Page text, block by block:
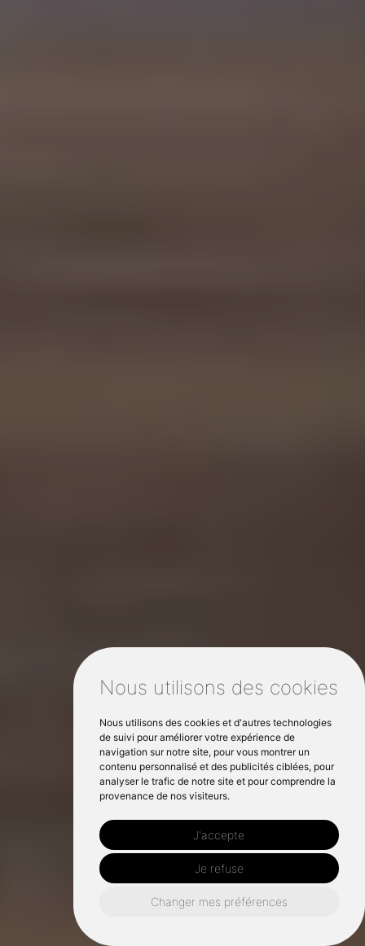
Nous utilisons des cookies
Nous utilisons des cookies et d'autres technologies
de suivi pour améliorer votre expérience de
navigation sur notre site, pour vous montrer un
contenu personnalisé et des publicités ciblées, pour
analyser le trafic de notre site et pour comprendre la
provenance de nos visiteurs.
J'accepte
Je refuse
Changer mes préférences